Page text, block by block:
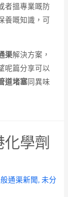
者搵專業嘅防
養嘅知識，可
渠解決方案，
呢篇分享可以
道堵塞同異味
學劑
通渠新聞,未分